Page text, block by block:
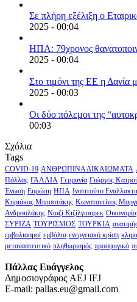
Σε πλήρη εξέλιξη ο
2025 - 00:04
ΗΠΑ: 79χρονος
2025 - 00:04
Στο τιμόνι της ΕΕ η Δανία
2025 - 00:03
Οι δύο πόλεμοι της
00:03
Σχόλια
Tags
COVID-19 ΑΝΘΡΩΠΙΝΑ ΔΙΚΑΙΩΜΑΤΑ
Πάλλας ΓΑΛΛΙΑ Γερμανία Γιώργος
Ένωση Ευρώπη ΗΠΑ Ινστιτούτο
Κυριάκος Μητσοτάκης Κωνσταντίνος
Ανδρουλάκης Νιαζί Κιζίλγιουρεκ Οικονομία
ΣΥΡΙΖΑ ΤΟΥΡΙΣΜΟΣ ΤΟΥΡΚΙΑ
εμβολιασμοί εμβόλια ενεργειακή κρίση
μεταναστευτικό πληθωρισμός προσφυγικό
Πάλλας Ευάγγελος
Δημοσιογράφος AEJ ΙFJ
E-mail: pallas.eu@gmail.com